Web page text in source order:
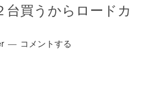
台買うからロードカ
コメントする